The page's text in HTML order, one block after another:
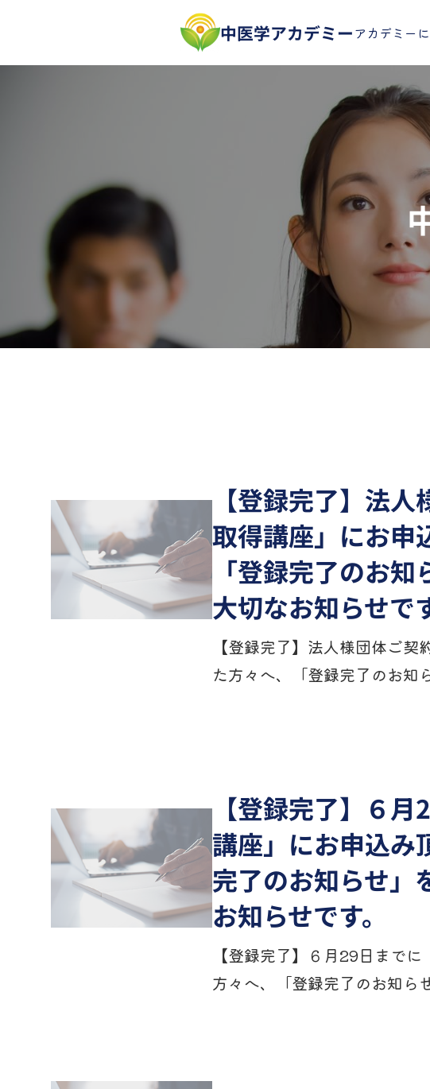
中医学アカデミーアカデミー
【登録完了】法人
取得講座」にお申
「登録完了のお知
大切なお知らせで
【登録完了】法人様団体ご
た方々へ、「登録完了のお
【登録完了】６月
講座」にお申込み
完了のお知らせ」
お知らせです。
【登録完了】６月29日まで
方々へ、「登録完了のお知